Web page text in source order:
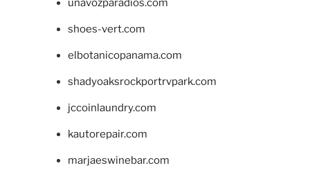
unavozparadios.com
shoes-vert.com
elbotanicopanama.com
shadyoaksrockportrvpark.com
jccoinlaundry.com
kautorepair.com
marjaeswinebar.com